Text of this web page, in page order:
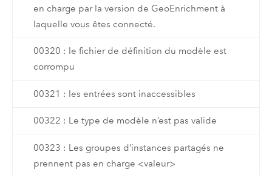
en charge par la version de GeoEnrichment à
laquelle vous êtes connecté.
00320 : le fichier de définition du modèle est
corrompu
00321 : les entrées sont inaccessibles
00322 : Le type de modèle n’est pas valide
00323 : Les groupes d’instances partagés ne
prennent pas en charge <valeur>